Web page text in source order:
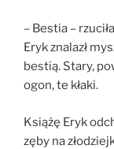
– Bestia –
Eryk znalazł
bestią. Stary,
ogon, te kłaki.
Książę Eryk
zęby na